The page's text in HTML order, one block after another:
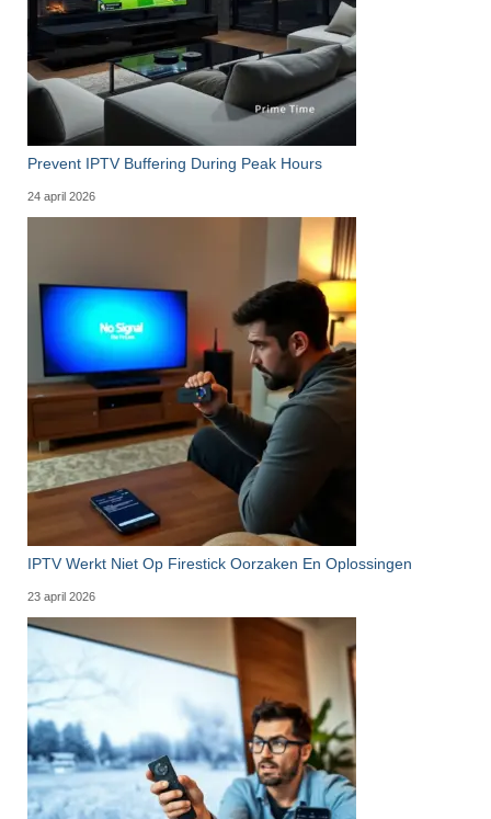
Prevent IPTV Buffering During Peak Hours
24 april 2026
IPTV Werkt Niet Op Firestick Oorzaken En Oplossingen
23 april 2026